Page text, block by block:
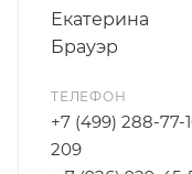
Екатерина
Брауэр
ТЕЛЕФОН
+7 (499) 288-77-
209